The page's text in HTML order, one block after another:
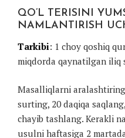
QO’L TERISINI
NAMLANTIRISH
Tarkibi: 1 choy qoshiq
miqdorda qaynatilgan iliq
Masalliqlarni
surting, 20 daqiqa
chayib tashlang. Kerakli
usulni haftasiga 2